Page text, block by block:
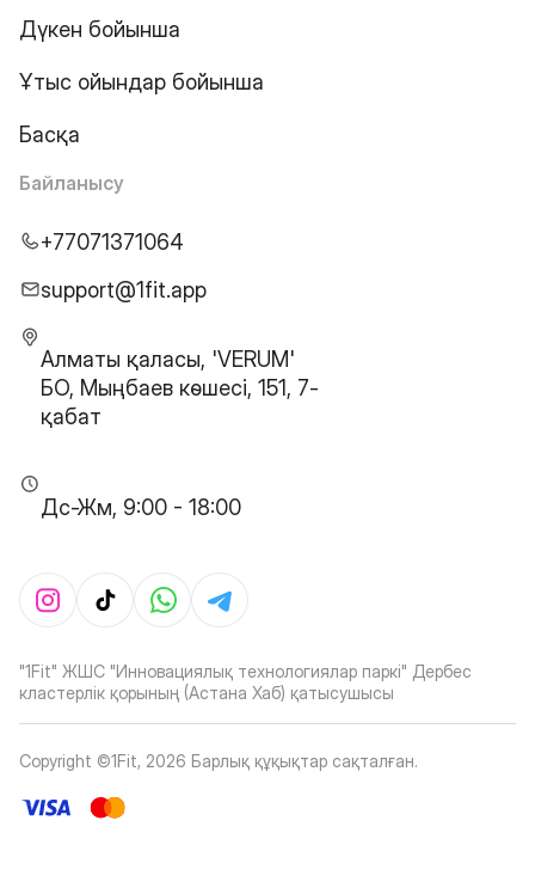
Дүкен бойынша
Ұтыс ойындар бойынша
Басқа
Байланысу
+77071371064
support@1fit.app
Алматы қаласы, 'VERUM'
БО, Мыңбаев көшесі, 151, 7-
қабат
Дс-Жм, 9:00 - 18:00
"1Fit" ЖШС "Инновациялық технологиялар паркі" Дербес
кластерлік қорының (Астана Хаб) қатысушысы
Copyright ©1Fit, 2026 Барлық құқықтар сақталған.